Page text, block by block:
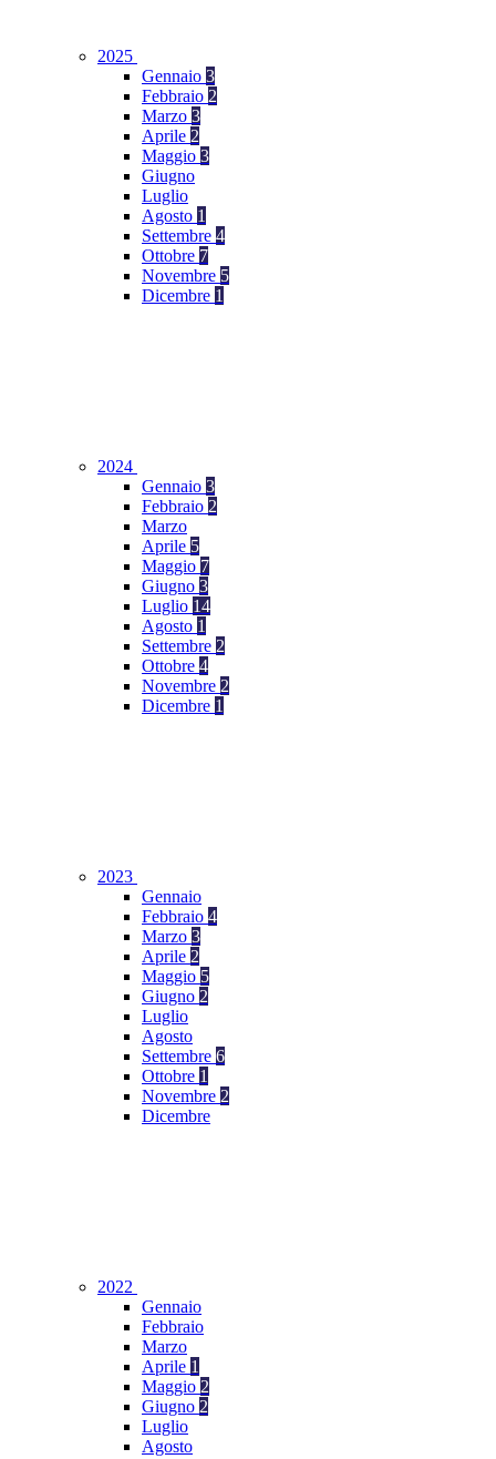
2025
Gennaio 3
Febbraio 2
Marzo 3
Aprile 2
Maggio 3
Giugno
Luglio
Agosto 1
Settembre 4
Ottobre 7
Novembre 5
Dicembre 1
2024
Gennaio 3
Febbraio 2
Marzo
Aprile 5
Maggio 7
Giugno 3
Luglio 14
Agosto 1
Settembre 2
Ottobre 4
Novembre 2
Dicembre 1
2023
Gennaio
Febbraio 4
Marzo 3
Aprile 2
Maggio 5
Giugno 2
Luglio
Agosto
Settembre 6
Ottobre 1
Novembre 2
Dicembre
2022
Gennaio
Febbraio
Marzo
Aprile 1
Maggio 2
Giugno 2
Luglio
Agosto